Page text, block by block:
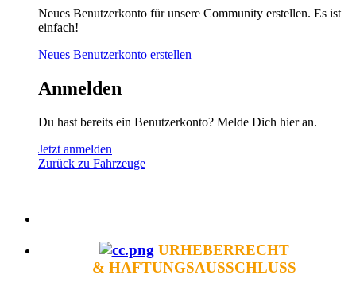
Neues Benutzerkonto für unsere Community erstellen. Es ist
einfach!
Neues Benutzerkonto erstellen
Anmelden
Du hast bereits ein Benutzerkonto? Melde Dich hier an.
Jetzt anmelden
Zurück zu Fahrzeuge
URHEBERRECHT
& HAFTUNGSAUSSCHLUSS